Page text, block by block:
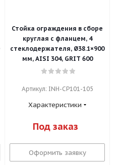
Стойка ограждения в сборе
круглая с фланцем, 4
стеклодержателя, Ø38.1×900
мм, AISI 304, GRIT 600
Артикул: INH-CP101-105
Характеристики
Под заказ
Оформить заявку